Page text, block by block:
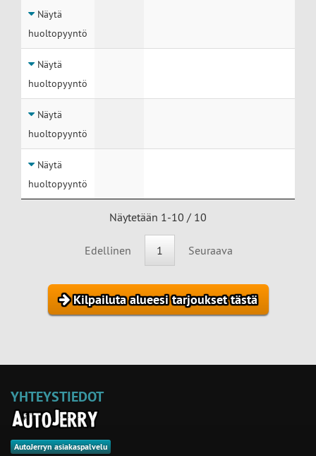
Näytä
huoltopyyntö
Näytä
huoltopyyntö
Näytä
huoltopyyntö
Näytä
huoltopyyntö
Näytetään 1-10 / 10
Edellinen 1 Seuraava
Kilpailuta alueesi tarjoukset tästä
YHTEYSTIEDOT
AutoJerryn asiakaspalvelu